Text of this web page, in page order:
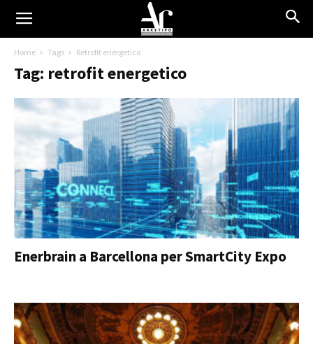
Home Tags Retrofit energetico
Tag: retrofit energetico
Enerbrain a Barcellona per SmartCity Expo